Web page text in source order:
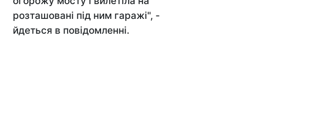
розташовані під ним гаражі", -
йдеться в повідомленні.